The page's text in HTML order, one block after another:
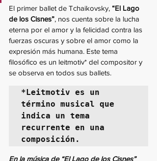
El primer ballet de Tchaikovsky, “El Lago
de los Cisnes”, nos cuenta sobre la lucha
eterna por el amor y la felicidad contra las
fuerzas oscuras y sobre el amor como la
expresión más humana. Este tema
filosófico es un leitmotiv* del compositor y
se observa en todos sus ballets.
*Leitmotiv es un
término musical que
indica un tema
recurrente en una
composición.
En la música de “El Lago de los Cisnes”